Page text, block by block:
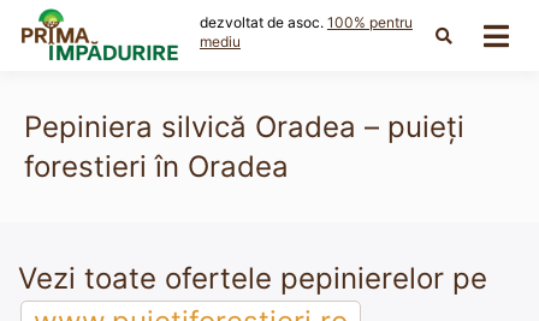
content
dezvoltat de asoc. 100% pentru
mediu
Pepiniera silvică Oradea – puieți
forestieri în Oradea
Vezi toate ofertele pepinierelor pe